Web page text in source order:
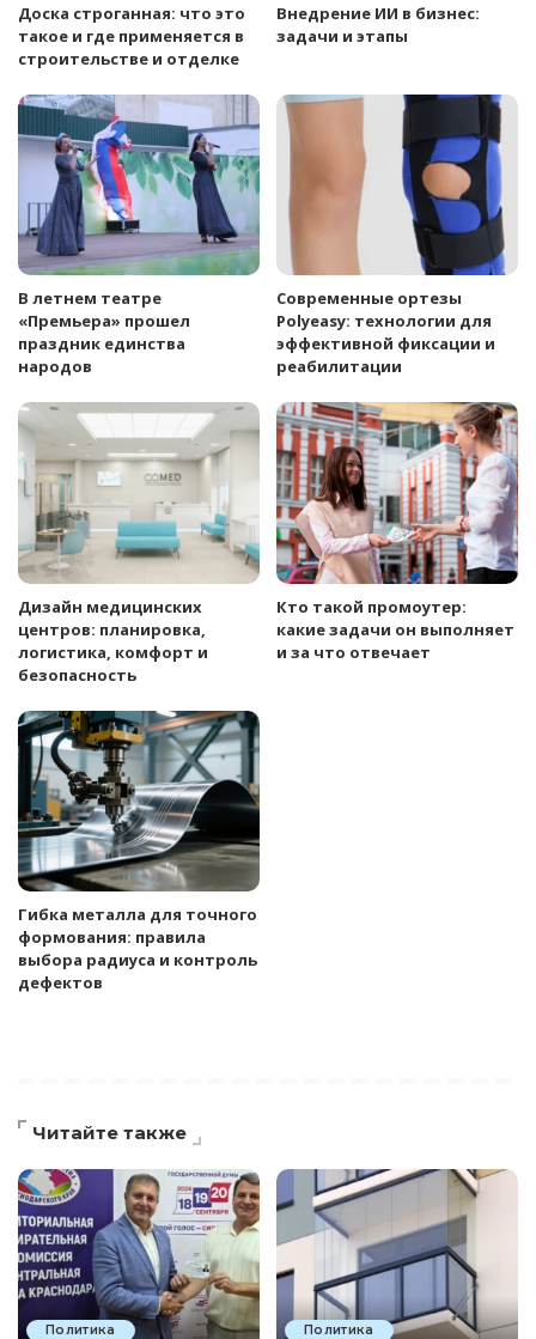
Доска строганная: что это
такое и где применяется в
строительстве и отделке
Внедрение ИИ в бизнес:
задачи и этапы
В летнем театре
«Премьера» прошел
праздник единства
народов
Современные ортезы
Polyeasy: технологии для
эффективной фиксации и
реабилитации
Дизайн медицинских
центров: планировка,
логистика, комфорт и
безопасность
Кто такой промоутер:
какие задачи он выполняет
и за что отвечает
Гибка металла для точного
формования: правила
выбора радиуса и контроль
дефектов
Читайте также
Политика Политика